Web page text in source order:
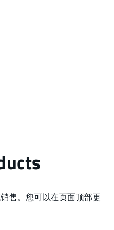
售。您可以在页面顶部更